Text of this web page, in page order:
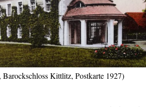
Kittlitz, Postkarte 1927)